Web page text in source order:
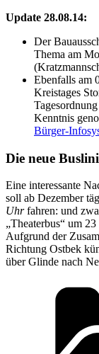
Update 28.08.14:
Der
Thema am
Ebenfalls am
Kreistages
Kenntnis
Bürger-
Die neue
Eine interessante
soll ab Dezember
Uhrfahren: und
„Theaterbus“ um
Aufgrund der
Richtung Ostbek
über Glinde nach